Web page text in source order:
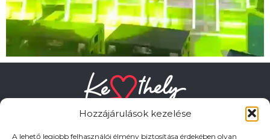
Hozzájárulások kezelése
A lehető legjobb felhasználói élmény biztosítása érdekében olyan